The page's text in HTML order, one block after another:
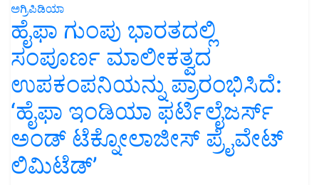
ಅಗ್ರಿಪಿಡಿಯಾ
ಹೈಫಾ ಗುಂಪು ಭಾರತದಲ್ಲಿ
ಸಂಪೂರ್ಣ ಮಾಲೀಕತ್ವದ
ಉಪಕಂಪನಿಯನ್ನು ಪ್ರಾರಂಭಿಸಿದೆ:
‘ಹೈಫಾ ಇಂಡಿಯಾ ಫರ್ಟಿಲೈಜರ್ಸ್
ಅಂಡ್ ಟೆಕ್ನೋಲಾಜೀಸ್ ಪ್ರೈವೇಟ್
ಲಿಮಿಟೆಡ್’